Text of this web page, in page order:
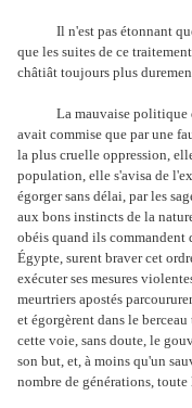
Il n'est pas étonnant que
que les suites de ce
châtiât toujours plus
La mauvaise politique
avait commise que par une
la plus cruelle oppression,
population, elle s'avisa de
égorger sans délai, par les
aux bons instincts de la
obéis quand ils commandent
Égypte, surent braver cet
exécuter ses mesures
meurtriers apostés
et égorgèrent dans le
cette voie, sans doute, le
son but, et, à moins qu'un
nombre de générations,